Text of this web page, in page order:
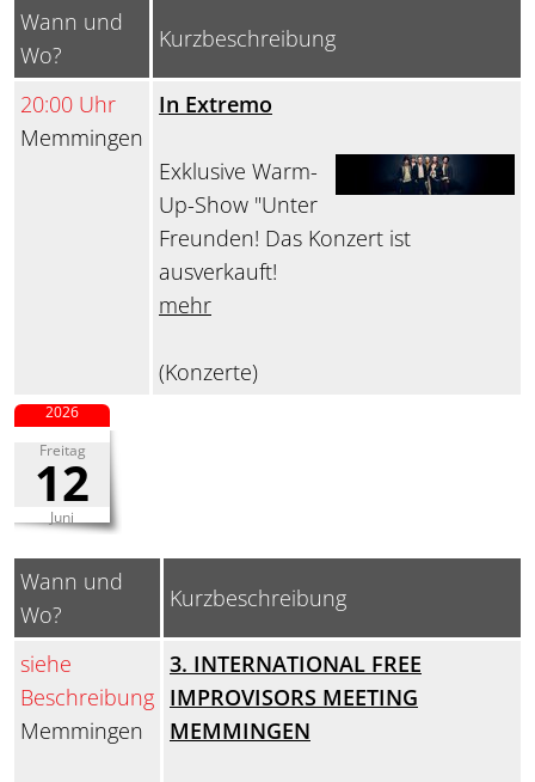
Wann und
Wo?
Kurzbeschreibung
20:00 Uhr
Memmingen
In Extremo
Exklusive Warm-
Up-Show "Unter
Freunden! Das Konzert ist
ausverkauft!
mehr
(Konzerte)
Freitag
12
Juni
2026
Wann und
Wo?
Kurzbeschreibung
siehe
Beschreibung
Memmingen
3. INTERNATIONAL FREE
IMPROVISORS MEETING
MEMMINGEN